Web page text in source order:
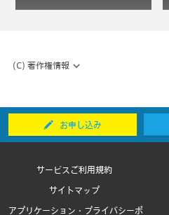
(C) 著作権情報
お申し込み
サービスご利用規約
サイトマップ
アプリケーション・プライバシーポ